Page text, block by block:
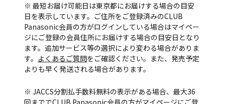
※ 最短お届け可能日は東京都にお届けする場合の目安
日を表示しています。ご住所をご登録済みのCLUB
Panasonic会員の方がログインしている場合はマイペー
ジにご登録の会員住所にお届けする場合の目安日となり
ます。追加サービス等の選択により変わる場合がありま
す。 よくあるご質問をご確認ください。また、発売予定
よりも早く発送される場合があります。
※ JACCS分割払手数料無料の表示がある場合、最大36
回まででCLUB Panasonic会員の方がマイページにご登